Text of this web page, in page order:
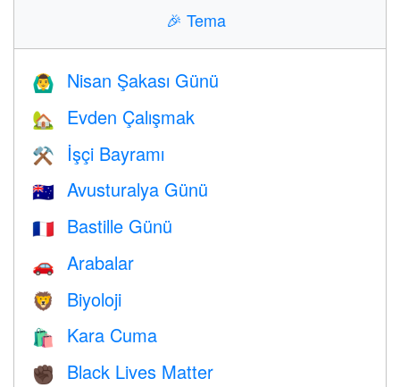
🎉 Tema
🙆‍♂️ Nisan Şakası Günü
🏡 Evden Çalışmak
⚒️ İşçi Bayramı
🇦🇺 Avusturalya Günü
🇫🇷 Bastille Günü
🚗 Arabalar
🦁 Biyoloji
🛍 Kara Cuma
✊🏿 Black Lives Matter